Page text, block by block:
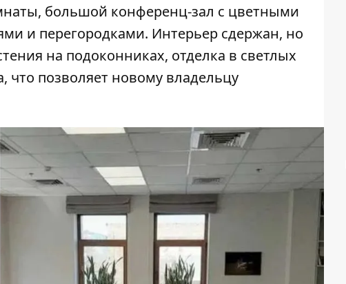
большой конференц-зал с цветными
и перегородками. Интерьер сдержан, но
на подоконниках, отделка в светлых
позволяет новому владельцу